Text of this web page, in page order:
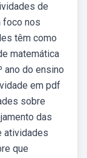
de
foco nos
têm como
matemática
ano do ensino
em pdf
sobre
das
atividades
que